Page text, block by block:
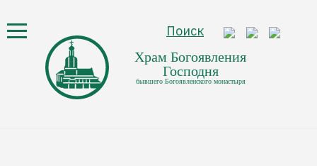
Храм Богоявления
Господня
бывшего Богоявленского монастыря
Поиск